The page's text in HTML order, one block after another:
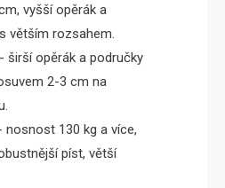
vyšší opěrák a
větším rozsahem.
širší opěrák a područky
2-3 cm na
nosnost 130 kg a více,
píst, větší